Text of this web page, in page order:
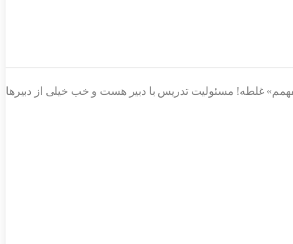
غلطه! مسئولیت تدریس با دبیر هست و خب خیلی از دبیرها